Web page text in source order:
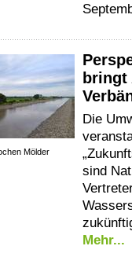
Mölder
bringt
Die
sind
Mehr...